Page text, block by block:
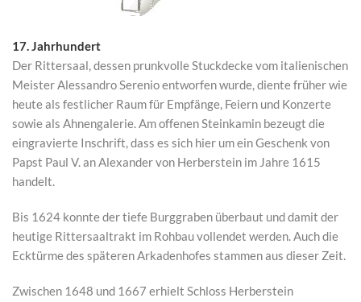
17. Jahrhundert
Der Rittersaal, dessen prunkvolle Stuckdecke vom italienischen
Meister Alessandro Serenio entworfen wurde, diente früher wie
heute als festlicher Raum für Empfänge, Feiern und Konzerte
sowie als Ahnengalerie. Am offenen Steinkamin bezeugt die
eingravierte Inschrift, dass es sich hier um ein Geschenk von
Papst Paul V. an Alexander von Herberstein im Jahre 1615
handelt.
Bis 1624 konnte der tiefe Burggraben überbaut und damit der
heutige Rittersaaltrakt im Rohbau vollendet werden. Auch die
Ecktürme des späteren Arkadenhofes stammen aus dieser Zeit.
Zwischen 1648 und 1667 erhielt Schloss Herberstein